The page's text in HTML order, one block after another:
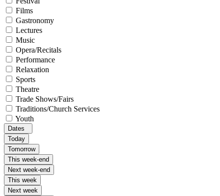
Films
Gastronomy
Lectures
Music
Opera/Recitals
Performance
Relaxation
Sports
Theatre
Trade Shows/Fairs
Traditions/Church Services
Youth
Dates
Today
Tomorrow
This week-end
Next week-end
This week
Next week